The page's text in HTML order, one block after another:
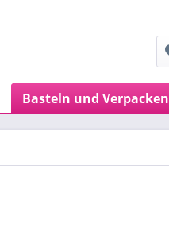
Basteln und Verpacken